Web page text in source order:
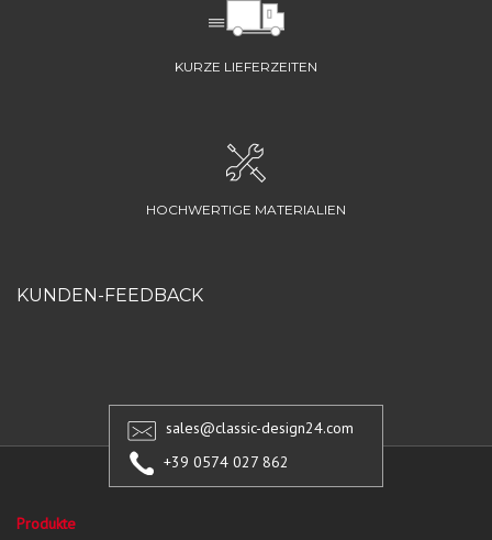
KURZE LIEFERZEITEN
HOCHWERTIGE MATERIALIEN
KUNDEN-FEEDBACK
sales@classic-design24.com
+39 0574 027 862
Produkte